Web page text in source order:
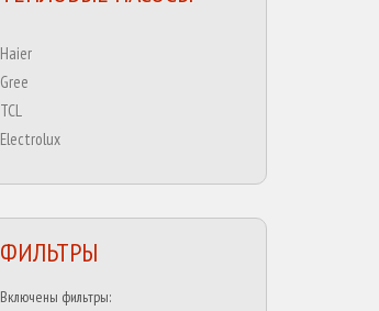
Haier
Gree
TCL
Electrolux
ФИЛЬТРЫ
Включены фильтры: